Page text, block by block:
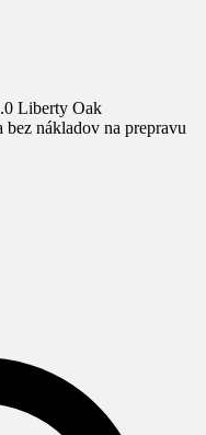
Liberty Oak
nákladov na prepravu